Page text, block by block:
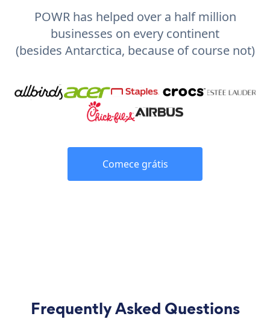
POWR has helped over a half million
businesses on every continent
(besides Antarctica, because of course not)
Comece grátis
Frequently Asked Questions